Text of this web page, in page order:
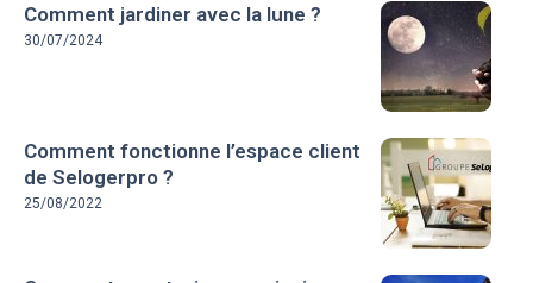
Comment jardiner avec la lune ?
30/07/2024
Comment fonctionne l’espace client
de Selogerpro ?
25/08/2022